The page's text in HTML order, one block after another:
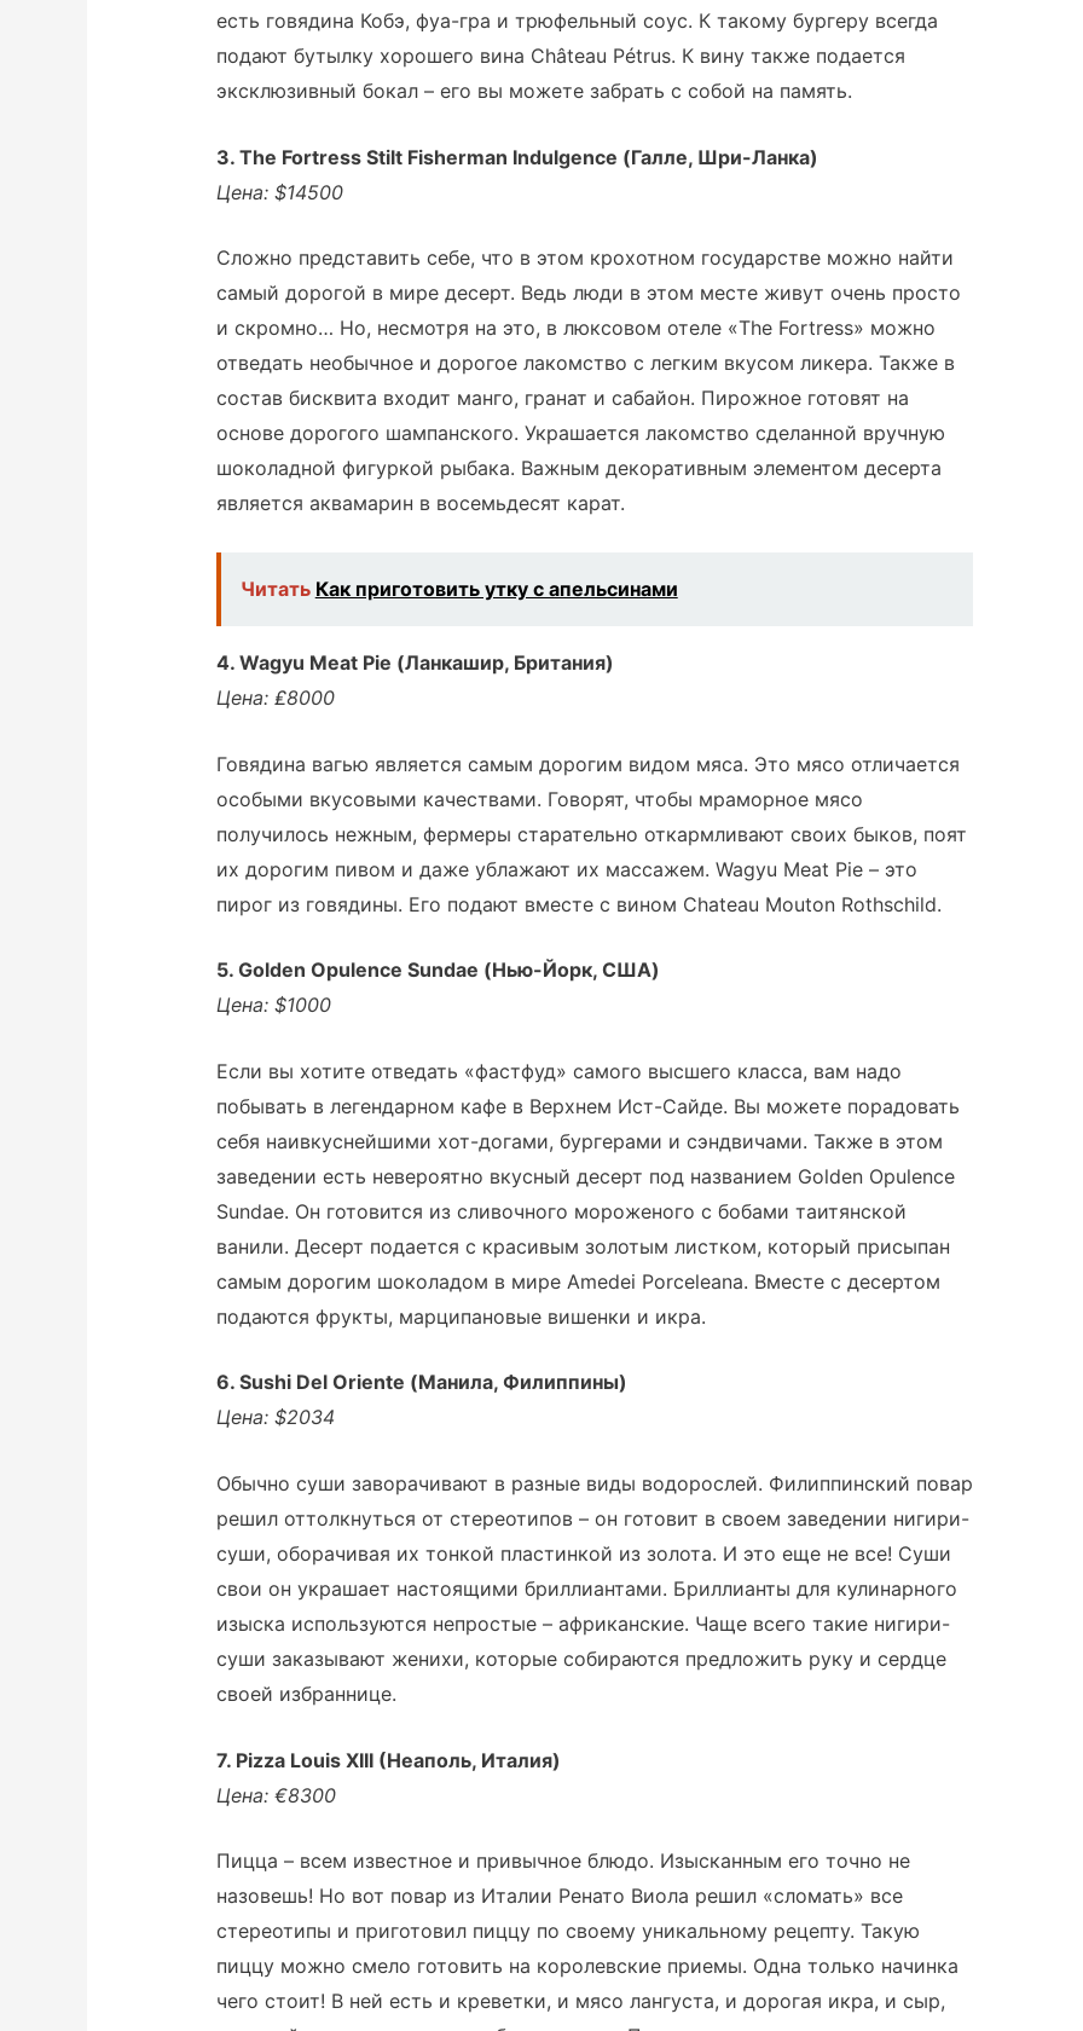
есть говядина Кобэ, фуа-гра и трюфельный соус. К такому бургеру всегда
подают бутылку хорошего вина Château Pétrus. К вину также подается
эксклюзивный бокал – его вы можете забрать с собой на память.
3. The Fortress Stilt Fisherman Indulgence (Галле, Шри-Ланка)
Цена: $14500
Сложно представить себе, что в этом крохотном государстве можно найти
самый дорогой в мире десерт. Ведь люди в этом месте живут очень просто
и скромно… Но, несмотря на это, в люксовом отеле «The Fortress» можно
отведать необычное и дорогое лакомство с легким вкусом ликера. Также в
состав бисквита входит манго, гранат и сабайон. Пирожное готовят на
основе дорогого шампанского. Украшается лакомство сделанной вручную
шоколадной фигуркой рыбака. Важным декоративным элементом десерта
является аквамарин в восемьдесят карат.
Читать Как приготовить утку с апельсинами
4. Wagyu Meat Pie (Ланкашир, Британия)
Цена: ₤8000
Говядина вагью является самым дорогим видом мяса. Это мясо отличается
особыми вкусовыми качествами. Говорят, чтобы мраморное мясо
получилось нежным, фермеры старательно откармливают своих быков, поят
их дорогим пивом и даже ублажают их массажем. Wagyu Meat Pie – это
пирог из говядины. Его подают вместе с вином Chateau Mouton Rothschild.
5. Golden Opulence Sundae (Нью-Йорк, США)
Цена: $1000
Если вы хотите отведать «фастфуд» самого высшего класса, вам надо
побывать в легендарном кафе в Верхнем Ист-Сайде. Вы можете порадовать
себя наивкуснейшими хот-догами, бургерами и сэндвичами. Также в этом
заведении есть невероятно вкусный десерт под названием Golden Opulence
Sundae. Он готовится из сливочного мороженого с бобами таитянской
ванили. Десерт подается с красивым золотым листком, который присыпан
самым дорогим шоколадом в мире Amedei Porceleana. Вместе с десертом
подаются фрукты, марципановые вишенки и икра.
6. Sushi Del Oriente (Манила, Филиппины)
Цена: $2034
Обычно суши заворачивают в разные виды водорослей. Филиппинский повар
решил оттолкнуться от стереотипов – он готовит в своем заведении нигири-
суши, оборачивая их тонкой пластинкой из золота. И это еще не все! Суши
свои он украшает настоящими бриллиантами. Бриллианты для кулинарного
изыска используются непростые – африканские. Чаще всего такие нигири-
суши заказывают женихи, которые собираются предложить руку и сердце
своей избраннице.
7. Pizza Louis XIII (Неаполь, Италия)
Цена: €8300
Пицца – всем известное и привычное блюдо. Изысканным его точно не
назовешь! Но вот повар из Италии Ренато Виола решил «сломать» все
стереотипы и приготовил пиццу по своему уникальному рецепту. Такую
пиццу можно смело готовить на королевские приемы. Одна только начинка
чего стоит! В ней есть и креветки, и мясо лангуста, и дорогая икра, и сыр,